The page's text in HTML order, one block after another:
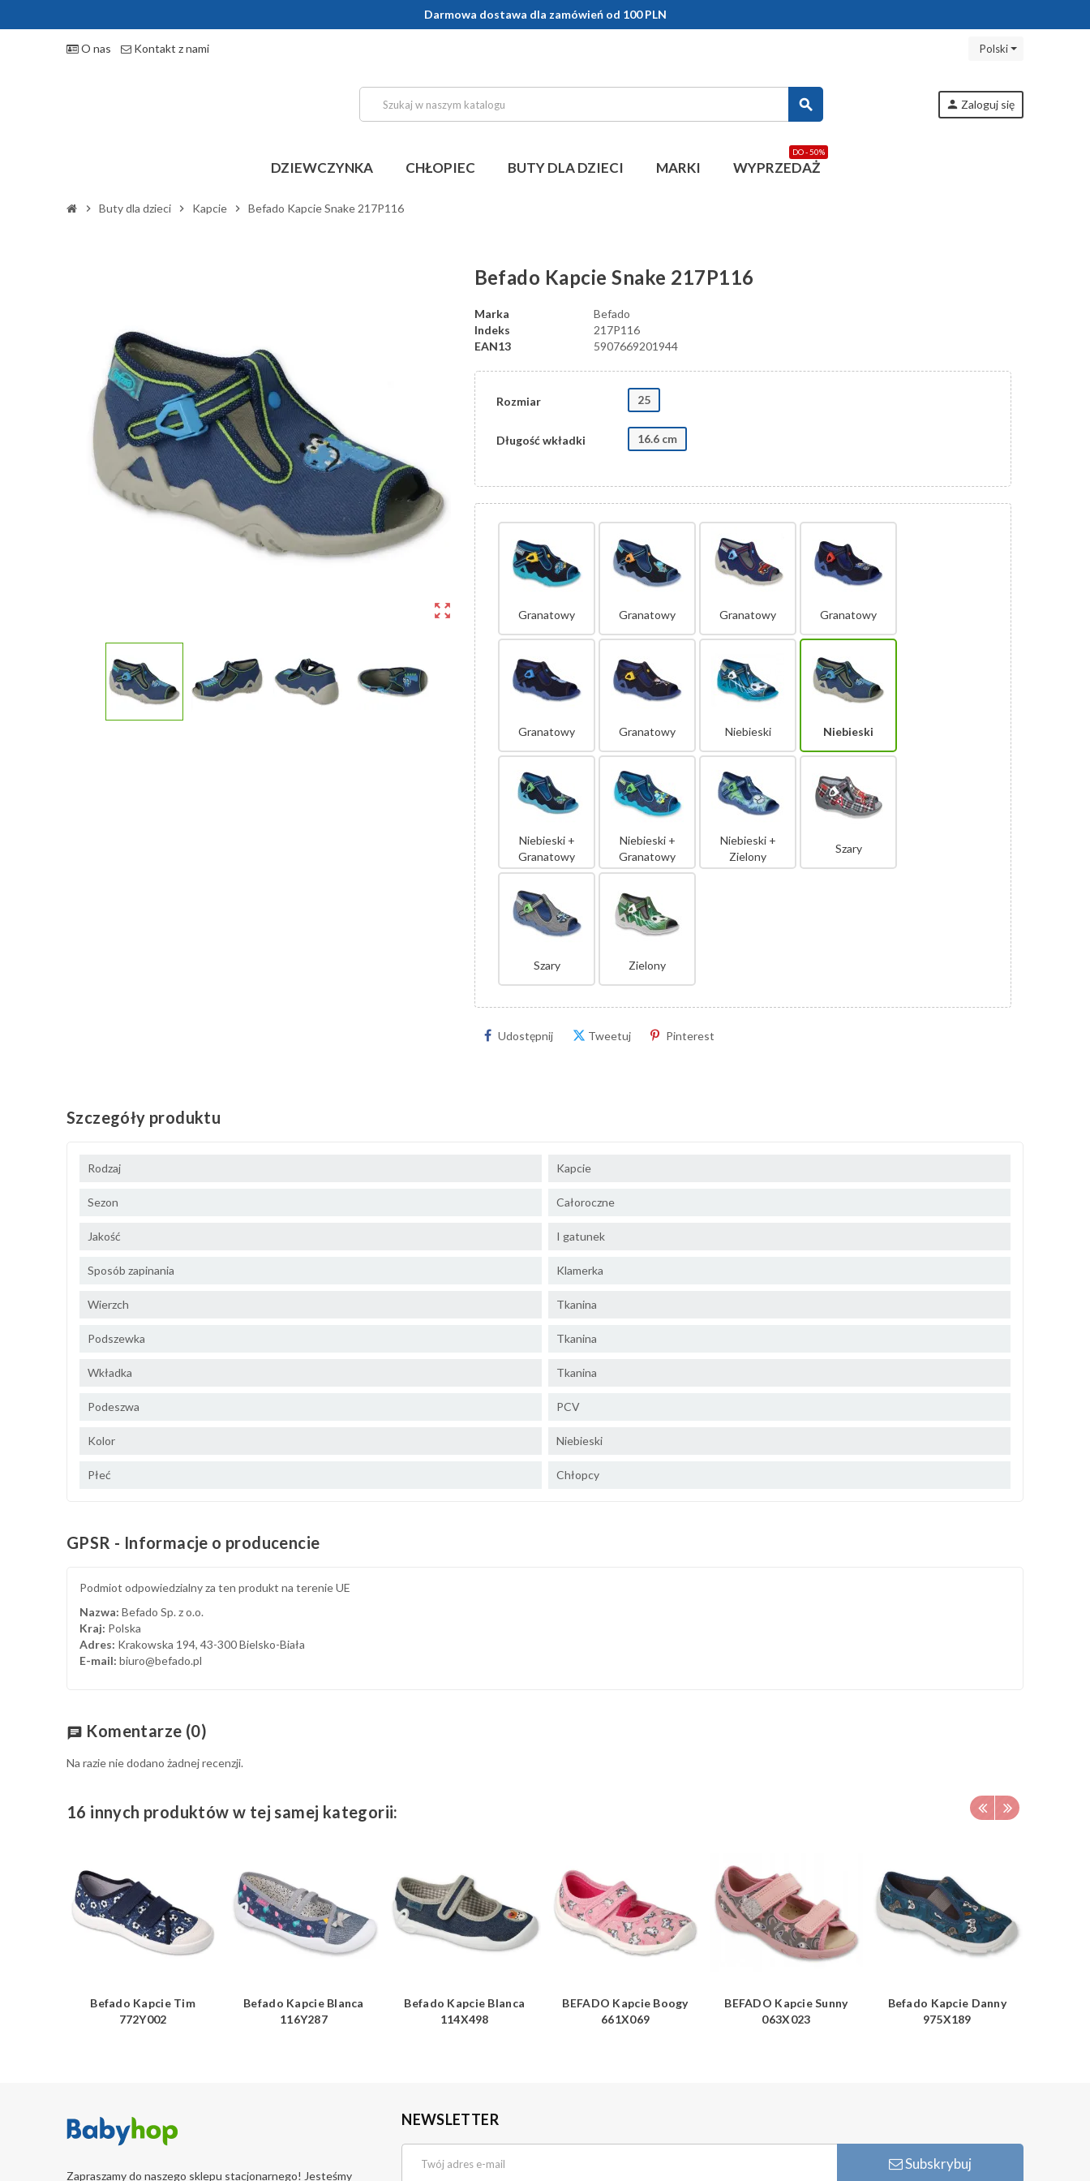
Darmowa dostawa dla zamówień od 100 PLN
O nas Kontakt z nami Polski
search person Zaloguj się
DZIEWCZYNKA CHŁOPIEC BUTY DLA DZIECI MARKI WYPRZEDAŻ
DO - 50%
chevron_right Buty dla dzieci chevron_right Kapcie chevron_right Befado Kapcie Snake 217P116
zoom_out_map
Befado Kapcie Snake 217P116
Marka
Befado
Indeks
217P116
EAN13
5907669201944
Rozmiar 25
Długość wkładki 16.6 cm
Granatowy Granatowy Granatowy Granatowy
Granatowy Granatowy Niebieski Niebieski
Niebieski +
Granatowy
Niebieski +
Granatowy
Niebieski +
Zielony
Szary
Szary Zielony
Udostępnij Tweetuj Pinterest
Szczegóły produktu
Rodzaj Kapcie
Sezon Całoroczne
Jakość I gatunek
Sposób zapinania Klamerka
Wierzch Tkanina
Podszewka Tkanina
Wkładka Tkanina
Podeszwa PCV
Kolor Niebieski
Płeć Chłopcy
GPSR - Informacje o producencie
Podmiot odpowiedzialny za ten produkt na terenie UE
Nazwa: Befado Sp. z o.o.
Kraj: Polska
Adres: Krakowska 194, 43-300 Bielsko-Biała
E-mail: biuro@befado.pl
chat Komentarze (0)
Na razie nie dodano żadnej recenzji.
16 innych produktów w tej samej kategorii:
Befado Kapcie Tim
772Y002
Befado Kapcie Blanca
116Y287
Befado Kapcie Blanca
114X498
BEFADO Kapcie Boogy
661X069
BEFADO Kapcie Sunny
063X023
Befado Kapcie Danny
975X189
Zapraszamy do naszego sklepu stacjonarnego! Jesteśmy
NEWSLETTER
Subskrybuj